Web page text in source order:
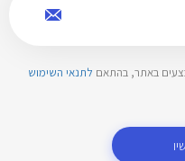
באתר, בהתאם לתנאי השימוש